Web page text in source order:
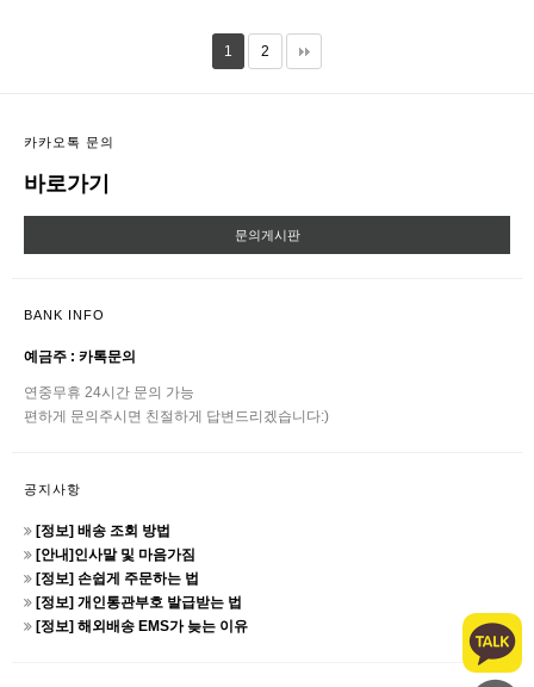
1 2
카카오톡 문의
바로가기
문의게시판
BANK INFO
예금주 : 카톡문의
연중무휴 24시간 문의 가능
편하게 문의주시면 친절하게 답변드리겠습니다:)
공지사항
[정보] 배송 조회 방법
[안내]인사말 및 마음가짐
[정보] 손쉽게 주문하는 법
[정보] 개인통관부호 발급받는 법
[정보] 해외배송 EMS가 늦는 이유